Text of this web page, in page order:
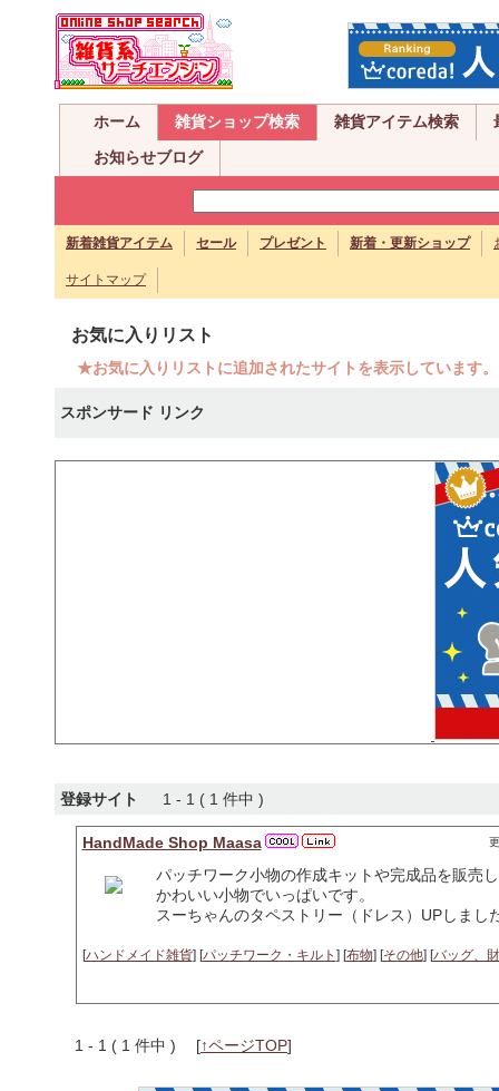
ホーム 雑貨ショップ検索 雑貨アイテム検索
お知らせブログ
新着雑貨アイテム セール プレゼント 新着・更新ショップ
サイトマップ
お気に入りリスト
★お気に入りリストに追加されたサイトを表示しています
スポンサード リンク
登録サイト 1 - 1 ( 1 件中 )
HandMade Shop Maasa
パッチワーク小物の作成キットや完成品を販売
かわいい小物でいっぱいです。
スーちゃんのタペストリー（ドレス）UPしまし
[ハンドメイド雑貨] [パッチワーク・キルト ] [布物] [その他] [バッグ、
1 - 1 ( 1 件中 ) [↑ページTOP]